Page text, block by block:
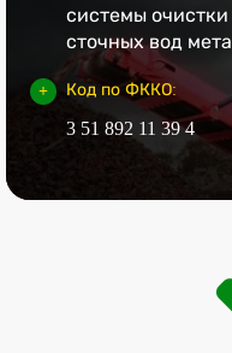
системы
сточных вод
Код по ФККО:
3 51 892 11 39 4